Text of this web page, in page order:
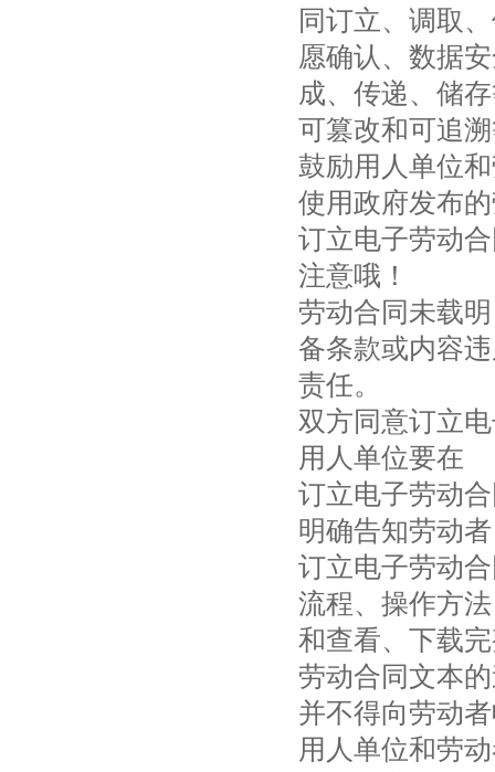
同订立、调取
愿确认、数据
成、传递、储
可篡改和可追
鼓励用人单位
使用政府发布
订立电子劳动
注意哦！
劳动合同未载
备条款或内容
责任。
双方同意订立
用人单位要在
订立电子劳动
明确告知劳动者
订立电子劳动
流程、操作方
和查看、下载
劳动合同文本
并不得向劳动
用人单位和劳